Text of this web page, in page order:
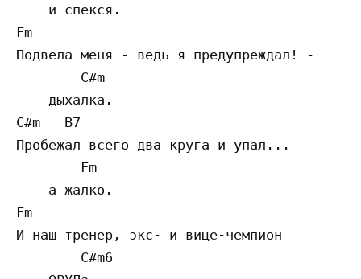
    и спекся.
Fm
Подвела меня - ведь я предупреждал! -
        C#m
    дыхалка.
C#m   B7
Пробежал всего два круга и упал...
        Fm
    а жалко.
Fm
И наш тренер, экс- и вице-чемпион
        C#m6